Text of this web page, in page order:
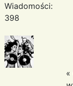
Wiadomości:
398
«